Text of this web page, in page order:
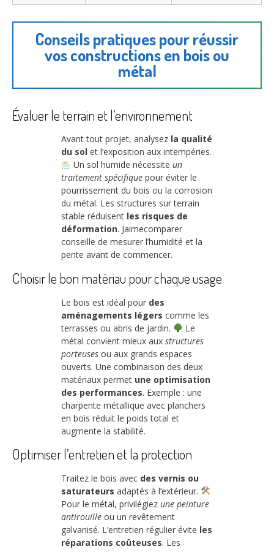
Conseils pratiques pour réussir
vos constructions en bois ou
métal
Évaluer le terrain et l’environnement
Avant tout projet, analysez la qualité
du sol et l’exposition aux intempéries.
Un sol humide nécessite un
traitement spécifique pour éviter le
pourrissement du bois ou la corrosion
du métal. Les structures sur terrain
stable réduisent les risques de
déformation. Jaimecomparer
conseille de mesurer l’humidité et la
pente avant de commencer.
Choisir le bon matériau pour chaque usage
Le bois est idéal pour des
aménagements légers comme les
terrasses ou abris de jardin.
Le
métal convient mieux aux structures
porteuses ou aux grands espaces
ouverts. Une combinaison des deux
matériaux permet une optimisation
des performances. Exemple : une
charpente métallique avec planchers
en bois réduit le poids total et
augmente la stabilité.
Optimiser l’entretien et la protection
Traitez le bois avec des vernis ou
saturateurs adaptés à l’extérieur.
Pour le métal, privilégiez une peinture
antirouille ou un revêtement
galvanisé. L’entretien régulier évite les
réparations coûteuses. Les